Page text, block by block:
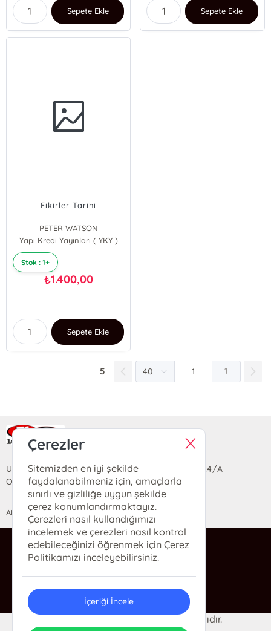
Sepete Ekle Sepete Ekle
Fikirler Tarihi
PETER WATSON
Yapı Kredi Yayınları ( YKY )
Stok : 1+
₺1.400,00
Sepete Ekle
5 1
Ra Yayın Kitabevi
Uzun Sokak Saray Çarşısı Lara Sineması Girişi No:4/A
Ortahisar/TRABZON
ANASAYFA YARDIM İLETİŞİM
ra@rakitap.com
0(462) 326 49 71
© 2024 Ra Kitabevi. Her hakkı saklıdır.
Çerezler
Sitemizden en iyi şekilde
faydalanabilmeniz için, amaçlarla
sınırlı ve gizliliğe uygun şekilde
çerez konumlandırmaktayız.
Çerezleri nasıl kullandığımızı
incelemek ve çerezleri nasıl kontrol
edebileceğinizi öğrenmek için Çerez
Politikamızı inceleyebilirsiniz.
İçeriği İncele